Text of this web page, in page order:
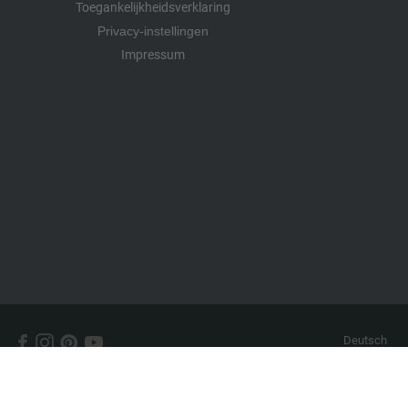
Toegankelijkheidsverklaring
Privacy-instellingen
Impressum
Deutsch